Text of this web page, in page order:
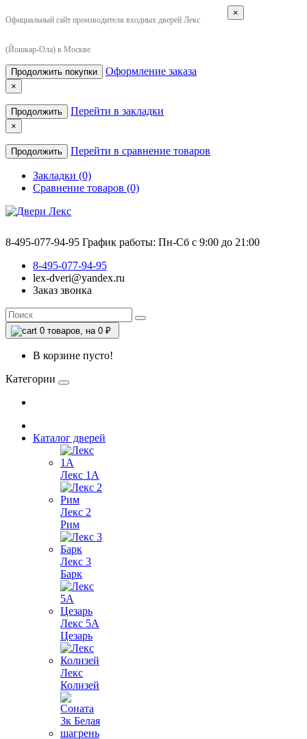
Официальный сайт производителя входных дверей Лекс
(Йошкар-Ола) в Москве
×
Продолжить покупки Оформление заказа
×
Продолжить Перейти в закладки
×
Продолжить Перейти в сравнение товаров
Закладки (0)
Сравнение товаров (0)
8-495-077-94-95 График работы: Пн-Сб с 9:00 до 21:00
8-495-077-94-95
lex-dveri@yandex.ru
Заказ звонка
0 товаров, на 0 ₽
В корзине пусто!
Категории
Каталог дверей
Лекс 1А
Лекс 2
Рим
Лекс 3
Барк
Лекс 5А
Цезарь
Лекс
Колизей